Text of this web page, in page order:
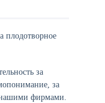
плодотворное
за
за
фирмами.